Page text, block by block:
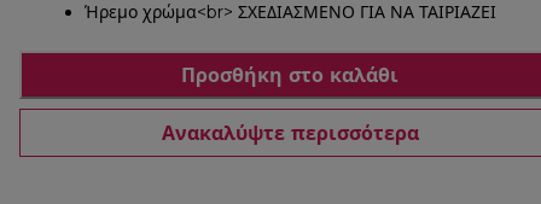
Ήρεμο χρώμα<br> ΣΧΕΔΙΑΣΜΕΝΟ ΓΙΑ ΝΑ ΤΑΙΡΙΑΖΕΙ
Προσθήκη στο καλάθι
Ανακαλύψτε περισσότερα